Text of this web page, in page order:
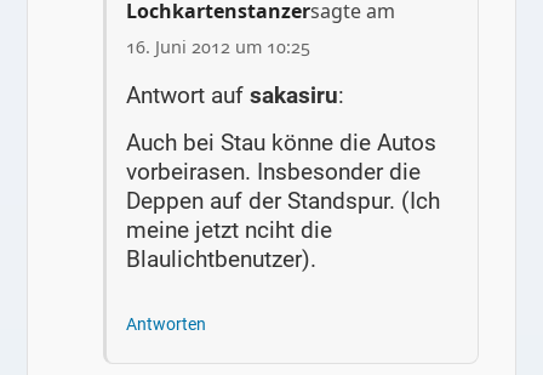
Lochkartenstanzersagte am
16. Juni 2012 um 10:25
Antwort aufsakasiru:
Auch bei Stau könne die Autos
vorbeirasen. Insbesonder die
Deppen auf der Standspur. (Ich
meine jetzt nciht die
Blaulichtbenutzer).
Antworten